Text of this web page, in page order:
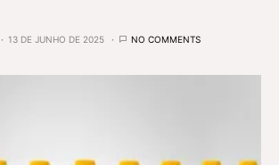
13 DE JUNHO DE 2025 NO COMMENTS